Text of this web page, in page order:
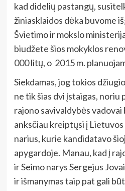
kad didelių pastangų,
žiniasklaidos dėka buvome
Švietimo ir mokslo
biudžete šios mokyklos
000 litų, o 2015 m.
Siekdamas, jog tokios
ne tik šias dvi įstaigas, noriu
rajono savivaldybės
anksčiau kreiptųsi į Lietuvos
narius, kurie kandidatavo
apygardoje. Manau, kad į
ir Seimo narys Sergejus
ir išmanymas taip pat gali